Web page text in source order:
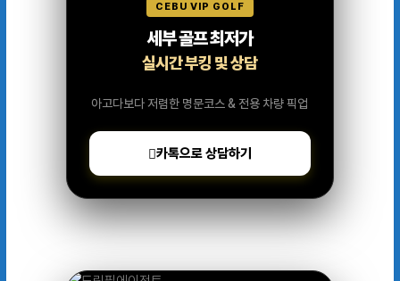
CEBU VIP GOLF
세부 골프 최저가
실시간 부킹 및 상담
아고다보다 저렴한 명문코스 & 전용 차량 픽업
카톡으로 상담하기